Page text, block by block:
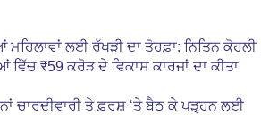
ਲਈ ਰੱਖੜੀ ਦਾ ਤੋਹਫ਼ਾ: ਨਿਤਿਨ ਕੋਹਲੀ
₹59 ਕਰੋੜ ਦੇ ਵਿਕਾਸ ਕਾਰਜਾਂ ਦਾ ਕੀਤਾ
ਚਾਰਦੀਵਾਰੀ ਤੇ ਫ਼ਰਸ਼ ‘ਤੇ ਬੈਠ ਕੇ ਪੜ੍ਹਨ ਲਈ